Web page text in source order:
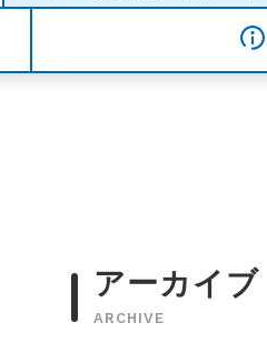
アーカイブ
ARCHIVE